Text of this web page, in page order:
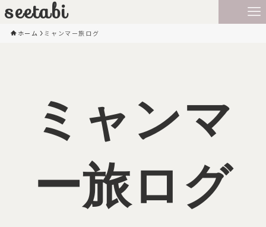
seetabi
ホーム ミャンマー旅ログ
ミャンマ
ー旅ログ